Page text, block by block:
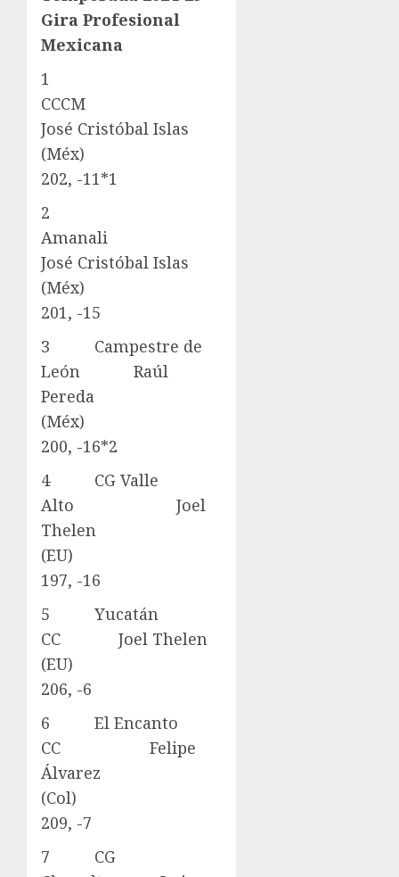
Gira Profesional
Mexicana
1
CCCM
José Cristóbal Islas
(Méx)
202, -11*1
2
Amanali
José Cristóbal Islas
(Méx)
201, -15
3 Campestre de
León Raúl
Pereda
(Méx)
200, -16*2
4 CG Valle
Alto Joel
Thelen
(EU)
197, -16
5 Yucatán
CC Joel Thelen
(EU)
206, -6
6 El Encanto
CC Felipe
Álvarez
(Col)
209, -7
7 CG